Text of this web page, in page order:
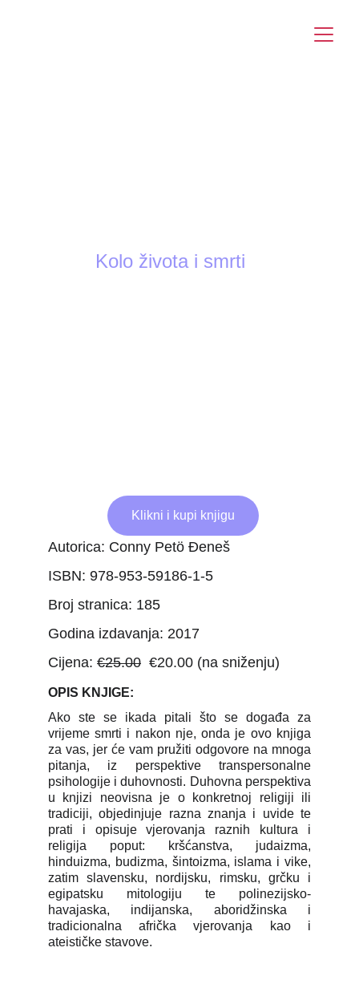
Kolo života i smrti
Autorica: Conny Petö Đeneš
ISBN: 978-953-59186-1-5
Broj stranica: 185
Godina izdavanja: 2017
Cijena: €25.00 €20.00 (na sniženju)
Klikni i kupi knjigu
OPIS KNJIGE:
Ako ste se ikada pitali što se događa za
vrijeme smrti i nakon nje, onda je ovo knjiga
za vas, jer će vam pružiti odgovore na mnoga
pitanja, iz perspektive transpersonalne
psihologije i duhovnosti. Duhovna perspektiva
u knjizi neovisna je o konkretnoj religiji ili
tradiciji, objedinjuje razna znanja i uvide te
prati i opisuje vjerovanja raznih kultura i
religija poput: kršćanstva, judaizma,
hinduizma, budizma, šintoizma, islama i vike,
zatim slavensku, nordijsku, rimsku, grčku i
egipatsku mitologiju te polinezijsko-
havajaska, indijanska, aboridžinska i
tradicionalna afrička vjerovanja kao i
ateističke stavove.